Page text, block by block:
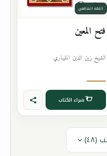
الفقه الشافعي
فتح المعين
الشيخ زين الدين المليباري
شراء الكتاب